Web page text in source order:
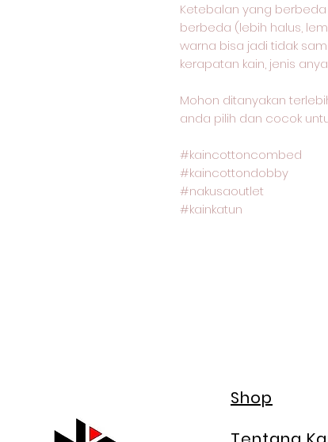
Ketebalan yang
berbeda (lebih halus,
warna bisa jadi tidak
kerapatan kain, jenis
Mohon ditanyakan
anda pilih dan cocok
#kaincottoncombed
#kaincottondobby
#nakusaoutlet
#kainkatun
Shop